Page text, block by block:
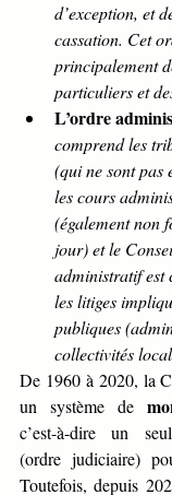
d’exception, et
cassation. Cet
principalement
particuliers et
L’ordre
comprend les
(qui ne sont pas
les cours
(également non
jour) et le
administratif est
les litiges
publiques
collectivités
De 1960 à 2020, la
un système de
c’est-à-dire un
(ordre judiciaire)
Toutefois, depuis